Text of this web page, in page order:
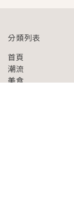
分類列表
首頁
潮流
美食